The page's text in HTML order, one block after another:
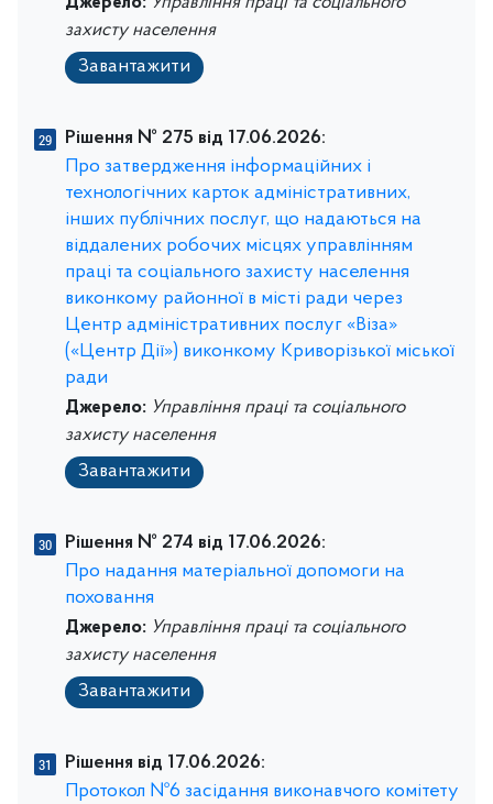
захисту населення
Завантажити
Рішення № 275 від 17.06.2026:
Про затвердження інформаційних і
технологічних карток адміністративних,
інших публічних послуг, що надаються на
віддалених робочих місцях управлінням
праці та соціального захисту населення
виконкому районної в місті ради через
Центр адміністративних послуг «Віза»
(«Центр Дії») виконкому Криворізької міської
ради
Джерело: Управління праці та соціального
захисту населення
Завантажити
Рішення № 274 від 17.06.2026:
Про надання матеріальної допомоги на
поховання
Джерело: Управління праці та соціального
захисту населення
Завантажити
Рішення від 17.06.2026:
Протокол №6 засідання виконавчого комітету